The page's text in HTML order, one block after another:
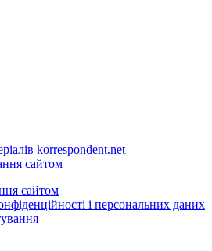
korrespondent.net
сайтом
сайтом
і персональних даних